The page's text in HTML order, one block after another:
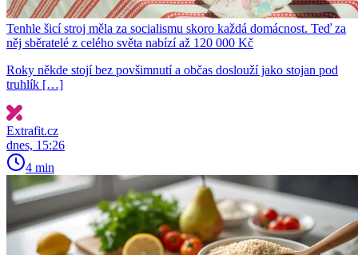
Tenhle šicí stroj měla za socialismu skoro každá domácnost. Teď za
něj sběratelé z celého světa nabízí až 120 000 Kč
Roky někde stojí bez povšimnutí a občas doslouží jako stojan pod
truhlík […]
Extrafit.cz
dnes, 15:26
4 min